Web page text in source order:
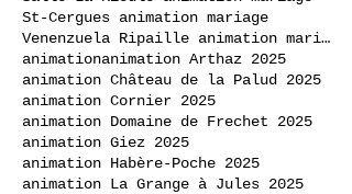
St-Cergues animation mariage
Venenzuela Ripaille animation mariage
animationanimation Arthaz 2025
animation Château de la Palud 2025
animation Cornier 2025
animation Domaine de Frechet 2025
animation Giez 2025
animation Habère-Poche 2025
animation La Grange à Jules 2025